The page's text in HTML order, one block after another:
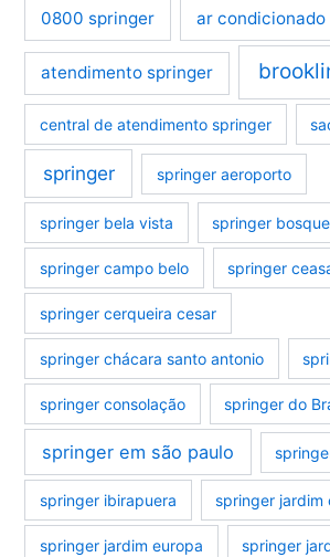
0800 springer ar condicionado
atendimento springer
central de atendimento springer
springer springer aeroporto
springer bela vista springer
springer campo belo springer
springer cerqueira cesar
springer chácara santo antonio
springer consolação springer do
springer em são paulo
springer ibirapuera springer jardim
springer jardim europa springer